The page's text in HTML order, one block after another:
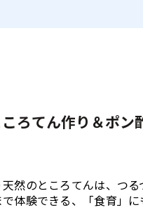
ろてん作り＆ポン
然のところてんは、つ
体験できる、「食育」